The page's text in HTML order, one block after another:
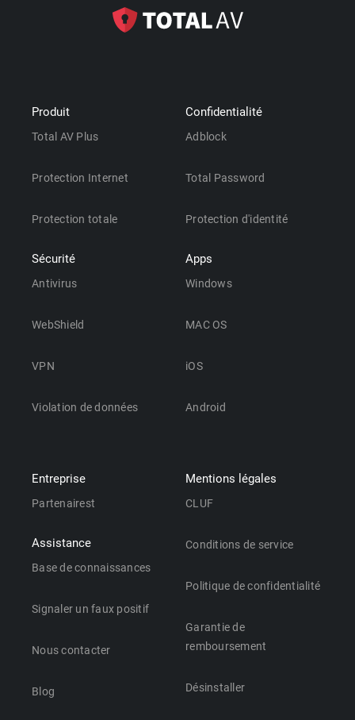
Produit
Total AV Plus
Protection Internet
Protection totale
Sécurité
Antivirus
WebShield
VPN
Violation de données
Confidentialité
Adblock
Total Password
Protection d'identité
Apps
Windows
MAC OS
iOS
Android
Entreprise
Partenairest
Assistance
Base de connaissances
Signaler un faux positif
Nous contacter
Blog
Mentions légales
CLUF
Conditions de service
Politique de confidentialité
Garantie de
remboursement
Désinstaller